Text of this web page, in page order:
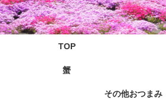
TOP
蟹
その他おつまみ